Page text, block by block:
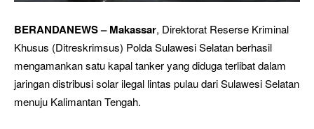
BERANDANEWS – Makassar, Direktorat Reserse Kriminal
Khusus (Ditreskrimsus) Polda Sulawesi Selatan berhasil
mengamankan satu kapal tanker yang diduga terlibat dalam
jaringan distribusi solar ilegal lintas pulau dari Sulawesi Selatan
menuju Kalimantan Tengah.